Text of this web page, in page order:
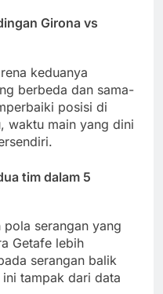
Girona vs
keduanya
berbeda dan sama-
posisi di
waktu main yang dini
tim dalam 5
serangan yang
Getafe lebih
serangan balik
tampak dari data